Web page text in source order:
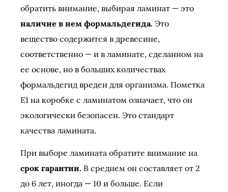
обратить внимание, выбирая ламинат — это
наличие в нем формальдегида. Это
вещество содержится в древесине,
соответственно — и в ламинате, сделанном на
ее основе, но в больших количествах
формальдегид вреден для организма. Пометка
Е1 на коробке с ламинатом означает, что он
экологически безопасен. Это стандарт
качества ламината.
При выборе ламината обратите внимание на
срок гарантии. В среднем он составляет от 2
до 6 лет, иногда — 10 и больше. Если